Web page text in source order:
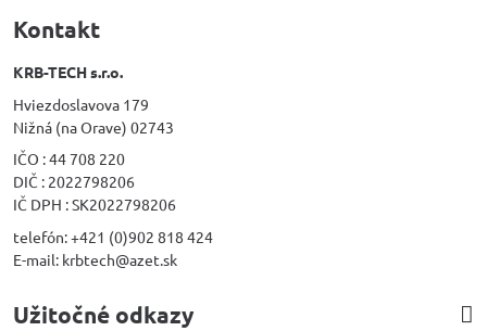
Kontakt
KRB-TECH s.r.o.
Hviezdoslavova 179
Nižná (na Orave) 02743
IČO : 44 708 220
DIČ : 2022798206
IČ DPH : SK2022798206
telefón: +421 (0)902 818 424
E-mail: krbtech@azet.sk
Užitočné odkazy